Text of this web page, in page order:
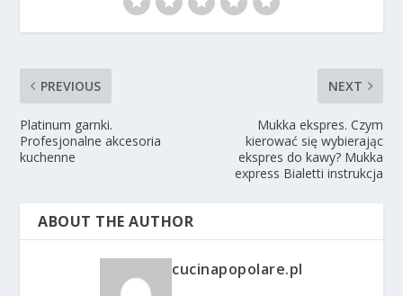
PREVIOUS
Platinum garnki.
Profesjonalne akcesoria
kuchenne
NEXT
Mukka ekspres. Czym
kierować się wybierając
ekspres do kawy? Mukka
express Bialetti instrukcja
ABOUT THE AUTHOR
cucinapopolare.pl